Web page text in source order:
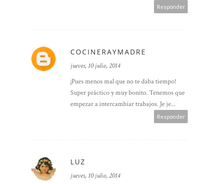
Responder
COCINERAYMADRE
jueves, 10 julio, 2014
¡Pues menos mal que no te daba tiempo!
Super práctico y muy bonito. Tenemos que
empezar a intercambiar trabajos. Je je...
Responder
LUZ
jueves, 10 julio, 2014